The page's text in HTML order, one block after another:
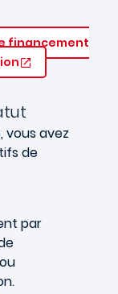
financement
vous avez
de
par